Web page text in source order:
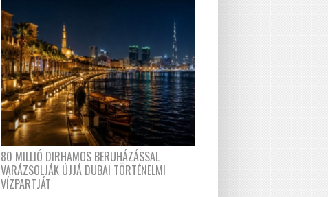
80 MILLIÓ DIRHAMOS BERUHÁZÁSSAL
VARÁZSOLJÁK ÚJJÁ DUBAI TÖRTÉNELMI
VÍZPARTJÁT